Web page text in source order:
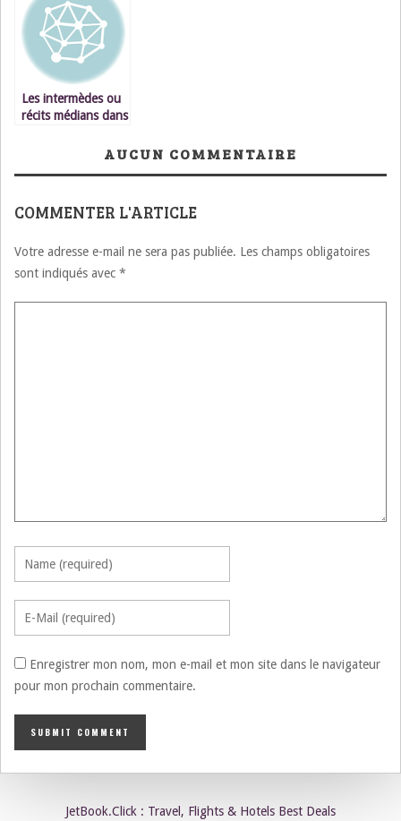
pronoms relatifs
simples
Les intermèdes ou
récits médians dans
AUCUN COMMENTAIRE
COMMENTER L'ARTICLE
Votre adresse e-mail ne sera pas publiée. Les champs obligatoires
sont indiqués avec *
Enregistrer mon nom, mon e-mail et mon site dans le navigateur
pour mon prochain commentaire.
JetBook.Click : Travel, Flights & Hotels Best Deals